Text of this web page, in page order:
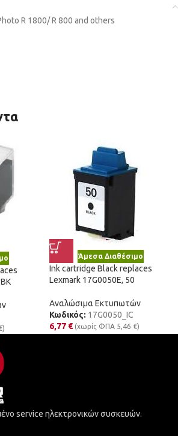
R 1800/ R 800 and others
)
Άμεσα Διαθέσιμο
Ink cartridge Black replaces
Lexmark 17G0050E, 50
Αναλώσιμα Εκτυπωτών
Κωδικός: 17G0050_IC
6,77 € (χωρίς ΦΠΑ 5,46 €)
service ηλεκτρονικών συσκευών.